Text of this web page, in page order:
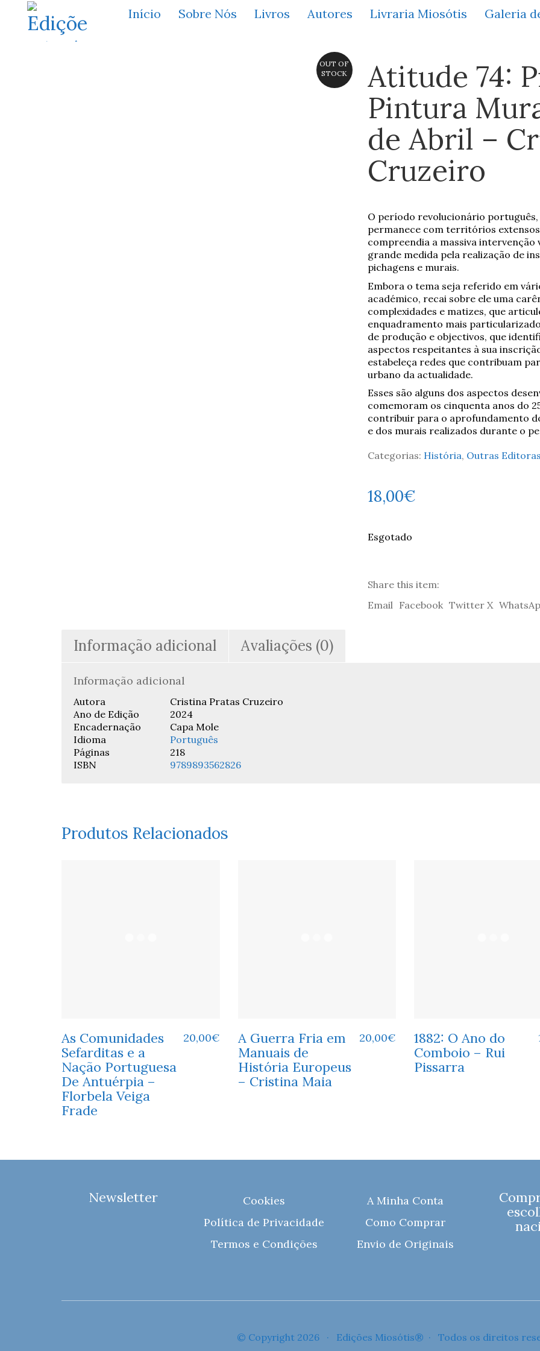
Início Sobre Nós Livros Autores Livraria Miosótis Galeria
OUT OF
STOCK
Atitude 74:
Pintura
de Abril –
Cruzeiro
O período revolucionário
permanece com territórios
compreendia a massiva
grande medida pela realização de
pichagens e murais.
Embora o tema seja referido em
académico, recai sobre ele uma
complexidades e matizes, que
enquadramento mais
de produção e objectivos, que
aspectos respeitantes à sua
estabeleça redes que contribuam
urbano da actualidade.
Esses são alguns dos aspectos
comemoram os cinquenta anos do
contribuir para o aprofundamento
e dos murais realizados durante o
Categorias: História, Outras
18,00€
Esgotado
Share this item:
Email Facebook Twitter X
Informação adicional Avaliações (0)
Informação adicional
Autora
Cristina Pratas Cruzeiro
Ano de Edição
2024
Encadernação
Capa Mole
Idioma
Português
Páginas
218
ISBN
9789893562826
Produtos Relacionados
As Comunidades
Sefarditas e a
Nação Portuguesa
De Antuérpia –
Florbela Veiga
Frade
20,00€
A Guerra Fria em
Manuais de
História Europeus
– Cristina Maia
20,00€
1882: O Ano do
Comboio – Rui
Pissarra
Newsletter
Cookies
Política de Privacidade
Termos e Condições
A Minha Conta
Como Comprar
Envio de Originais
© Copyright 2026 · Edições Miosótis® · Todos os direitos